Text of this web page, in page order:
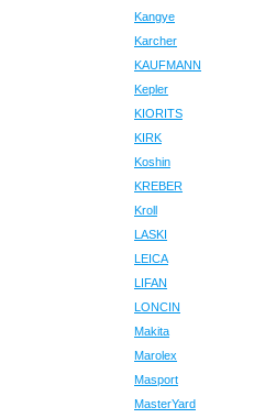
Kangye
Karcher
KAUFMANN
Kepler
KIORITS
KIRK
Koshin
KREBER
Kroll
LASKI
LEICA
LIFAN
LONCIN
Makita
Marolex
Masport
MasterYard